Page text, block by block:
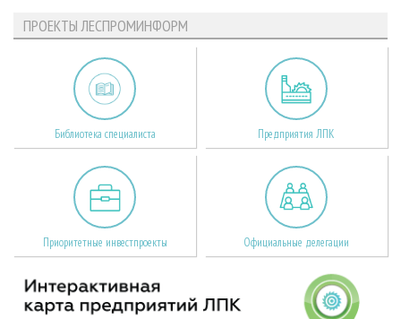
ПРОЕКТЫ ЛЕСПРОМИНФОРМ
Библиотека специалиста Предприятия ЛПК
Приоритетные инвестпроекты Официальные делегации